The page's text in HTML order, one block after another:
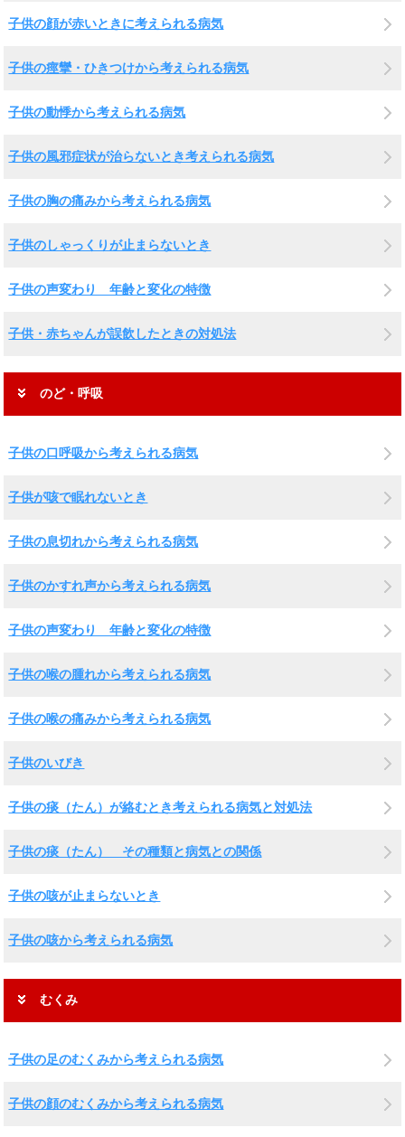
子供の顔が赤いときに考えられる病気
子供の痙攣・ひきつけから考えられる病気
子供の動悸から考えられる病気
子供の風邪症状が治らないとき考えられる病気
子供の胸の痛みから考えられる病気
子供のしゃっくりが止まらないとき
子供の声変わり 年齢と変化の特徴
子供・赤ちゃんが誤飲したときの対処法
のど・呼吸
子供の口呼吸から考えられる病気
子供が咳で眠れないとき
子供の息切れから考えられる病気
子供のかすれ声から考えられる病気
子供の声変わり 年齢と変化の特徴
子供の喉の腫れから考えられる病気
子供の喉の痛みから考えられる病気
子供のいびき
子供の痰（たん）が絡むとき考えられる病気と対処法
子供の痰（たん） その種類と病気との関係
子供の咳が止まらないとき
子供の咳から考えられる病気
むくみ
子供の足のむくみから考えられる病気
子供の顔のむくみから考えられる病気